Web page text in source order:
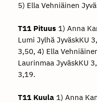
5) Ella Vehniäinen
T11 Pituus 1) Anna
Lumi Jylhä JyväskKU
3,50, 4) Ella
Laurinmaa JyväskKU
3,19.
T11 Kuula 1) Anna